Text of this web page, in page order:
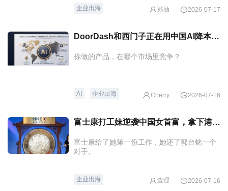
企业出海 苏涵 2026-07-17
DoorDash和西门子正在用中国AI降本，全球AI市场正在分层
你做的产品，在哪个市场里竞争？
AI 企业出海 Cherry 2026-07-16
富士康打工妹逆袭中国女首富，拿下港股年度最大IPO
富士康给了她第一份工作，她还了郭台铭一个
对手。
企业出海 查理 2026-07-16